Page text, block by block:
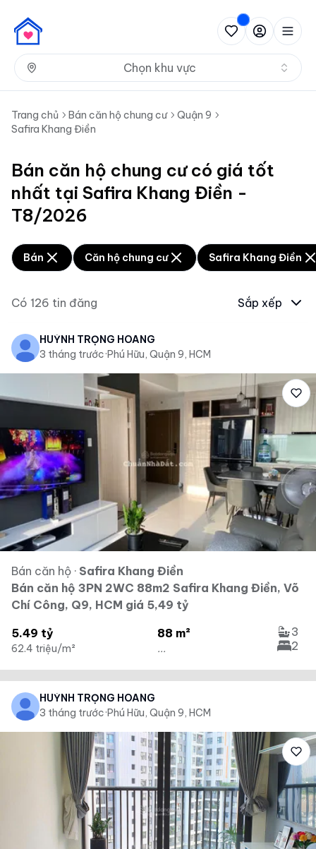
Chọn khu vực
Trang chủ Bán căn hộ chung cư
Quận 9
Safira Khang Điền
Bán căn hộ chung cư có giá tốt
nhất tại Safira Khang Điền -
T8/2026
Bán Căn hộ chung cư Safira Khang Điền
Có 126 tin đăng Sắp xếp
HUỲNH TRỌNG HOÀNG
3 tháng trước·Phú Hữu, Quận 9, HCM
Bán căn hộ · Safira Khang Điền
Bán căn hộ 3PN 2WC 88m2 Safira Khang Điền, Võ
Chí Công, Q9, HCM giá 5,49 tỷ
5.49 tỷ
62.4 triệu/m²
88 m²
...
3
2
HUỲNH TRỌNG HOÀNG
3 tháng trước·Phú Hữu, Quận 9, HCM